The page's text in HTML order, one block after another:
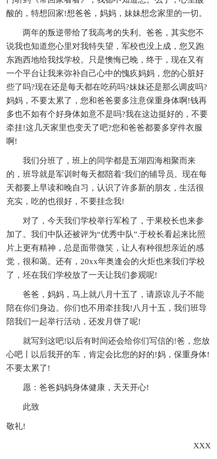
酸的，特想回家!想爸爸，妈妈，妹妹想念家里的一切。
两年的叛逆带给了我高考的失利。爸爸，其实您不
说我也知道您心里对我特失望，军校也没上成，您又跑
东跑西地给我找学校。只是懊悔已晚，终于，现在又有
一个平台让我来弥补自己心中的愧疚妈妈，您的心脏好
些了吗?现在还是每天都在吃药吗?妹妹还是那么调皮吗?
妈妈，不要太累了，您和爸爸要多注意保重身体啊!钱再
多也不如有个好身体如意不是吗?我在这边挺好的，不要
牵挂!这几天家里也变天了吧?您和爸爸都要多穿件衣服
啊!
我们分班了，班上的同学都是五湖四海相聚而来
的，班导就是军训时每天都陪着‘我们的辅导员。现在每
天都要上早读和晚自习，认识了许多新的朋友，生活很
充实，吃的也很好，不要挂念我!
对了，今天我们学校举行军检了，于果校长也来参
加了。我们中队还被评为“优秀中队”.于校长看起来比照
片上更有精神，总是面带微笑，让人有种很想亲近的感
觉，很和蔼。还有，20xx年奥逢会的火炬也来我们学校
了，坯在我们学校放了一天让我们参观呢!
爸爸，妈妈，马上就八月十五了，请原谅儿子不能
陪在你们身边。你们也不用牵挂我!八月十五，我们班导
陪我们一起举行活动，还发月饼了呢!
就写到这吧!以后有时间还会给你们写信的!爸，您放
心吧丨以后我开的车，肯定会比您的好的!妈，保重身体!
不要太累了!
愿：爸爸妈妈身体健康，天天开心!
此致
敬礼!
XXX